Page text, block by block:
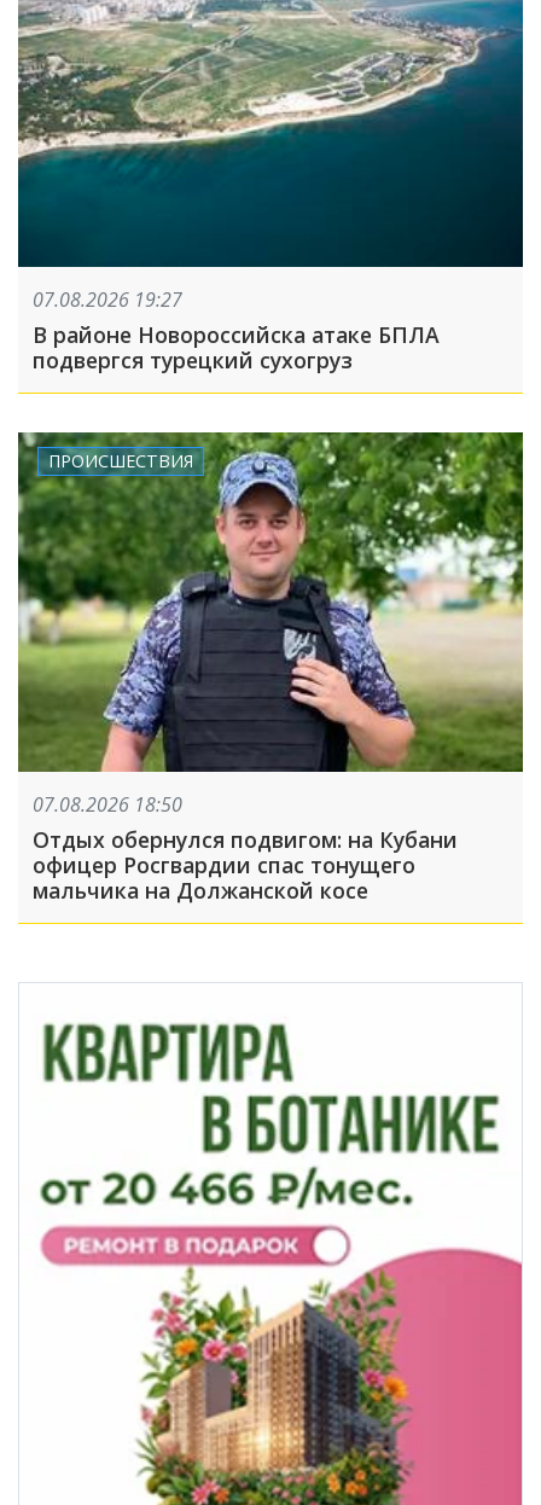
07.08.2026 19:27
В районе Новороссийска атаке БПЛА
подвергся турецкий сухогруз
ПРОИСШЕСТВИЯ
07.08.2026 18:50
Отдых обернулся подвигом: на Кубани
офицер Росгвардии спас тонущего
мальчика на Должанской косе